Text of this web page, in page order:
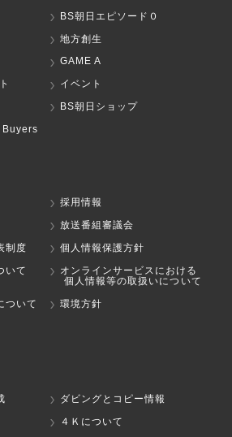
BS朝日エピソード０
地方創生
GAME A
イベント
BS朝日ショップ
採用情報
放送番組審議会
制度
個人情報保護方針
いて
オンラインサービスにおける
個人情報等の取扱いについて
ついて
環境方針
ダビングとコピー情報
４Ｋについて